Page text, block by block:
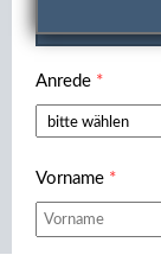
Anrede *
Vorname *